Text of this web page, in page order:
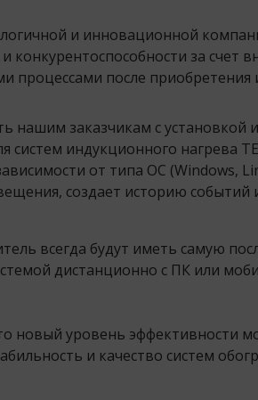
и инновационной
за счет
процессами после приобретения
заказчикам с установкой
систем индукционного
от типа ОС (Windows,
создает историю
всегда будут иметь самую
дистанционно с ПК или
новый уровень эффективности
и качество систем